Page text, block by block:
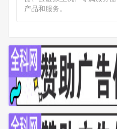
产品和服务。